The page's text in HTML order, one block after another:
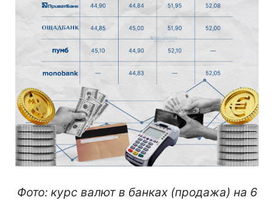
Фото: курс валют в банках (продажа) на 6